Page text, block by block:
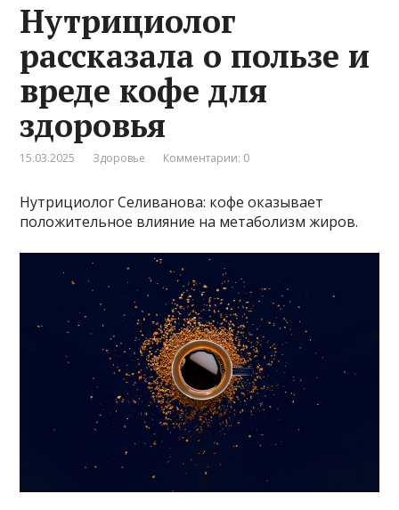
Нутрициолог
рассказала о пользе и
вреде кофе для
здоровья
15.03.2025 Здоровье Комментарии: 0
Нутрициолог Селиванова: кофе оказывает
положительное влияние на метаболизм жиров.